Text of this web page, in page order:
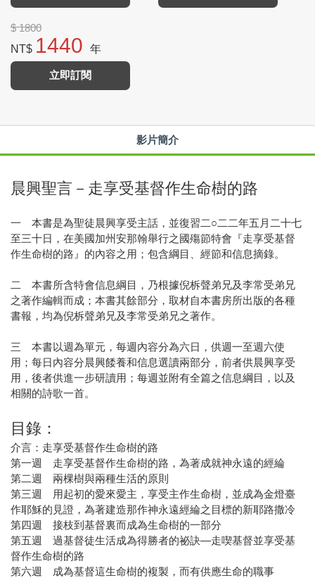
$ 1800
NT$ 1440 年
立即訂閱
影片簡介
晨興聖言－走享受基督作生命樹的路
一 本書是為聖徒晨興享受主話，並復習二○二二年五月二十七
至三十日，在美國加州安那翰舉行之國殤節特會『走享受基督
作生命樹的路』的內容之用；包含綱目、經節和信息摘錄。
二 本書所含特會信息綱目，乃根據倪柝聲弟兄及李常受弟兄
之著作編輯而成；本書其餘部分，取材自本書房所出版的各種
書報，均為倪柝聲弟兄及李常受弟兄之著作。
三 本書以週為單元，每週內容分為六日，供週一至週六使
用；每日內容分晨興餧養和信息選讀兩部分，前者供晨興享受
用，後者供進一步研讀用；每週並附有全篇之信息綱目，以及
相關的詩歌一首。
目錄：
介言：走享受基督作生命樹的路
第一週 走享受基督作生命樹的路，為著成就神永遠的經綸
第二週 兩棵樹與兩種生活的原則
第三週 用起初的愛來愛主，享受主作生命樹，並成為金燈臺
作耶穌的見證，為著建造那作神永遠經綸之目標的新耶路撒冷
第四週 接枝到基督裏而成為生命樹的一部分
第五週 過基督徒生活成為得勝者的祕訣—走喫基督並享受基
督作生命樹的路
第六週 成為基督這生命樹的複製，而有供應生命的職事